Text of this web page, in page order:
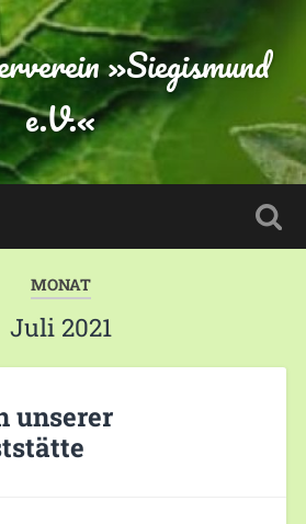
»Siegismund
e.V.«
MONAT
Juli 2021
unserer